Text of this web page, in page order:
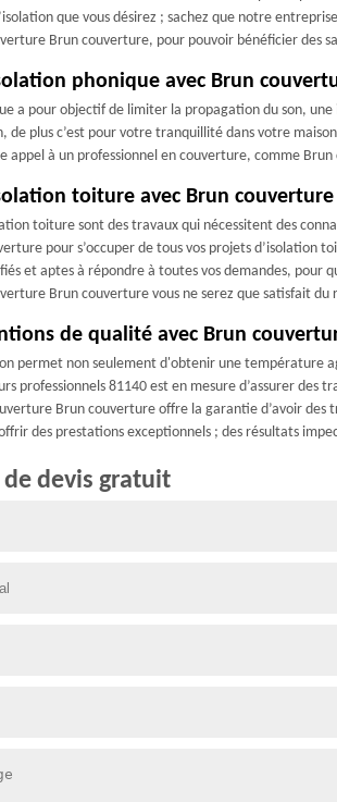
que vous désirez ; sachez que notre
Brun couverture, pour pouvoir bénéficier des
phonique avec Brun
a pour objectif de limiter la propagation du son,
de plus c’est pour votre tranquillité dans votre
appel à un professionnel en couverture, comme
toiture avec Brun couverture
toiture sont des travaux qui nécessitent des
pour s’occuper de tous vos projets d’isolation
et aptes à répondre à toutes vos demandes,
Brun couverture vous ne serez que satisfait du
de qualité avec Brun
permet non seulement d'obtenir une température
professionnels 81140 est en mesure d’assurer
Brun couverture offre la garantie d’avoir
des prestations exceptionnels ; des résultats
de devis gratuit